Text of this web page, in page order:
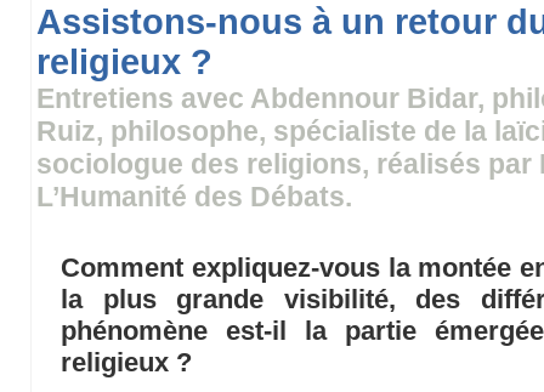
Assistons-nous à un retour
religieux ?
Entretiens avec Abdennour Bidar,
Ruiz, philosophe, spécialiste de la
sociologue des religions, réalisés par
L’Humanité des Débats.
Comment expliquez-vous la montée
la plus grande visibilité, des
phénomène est-il la partie
religieux ?